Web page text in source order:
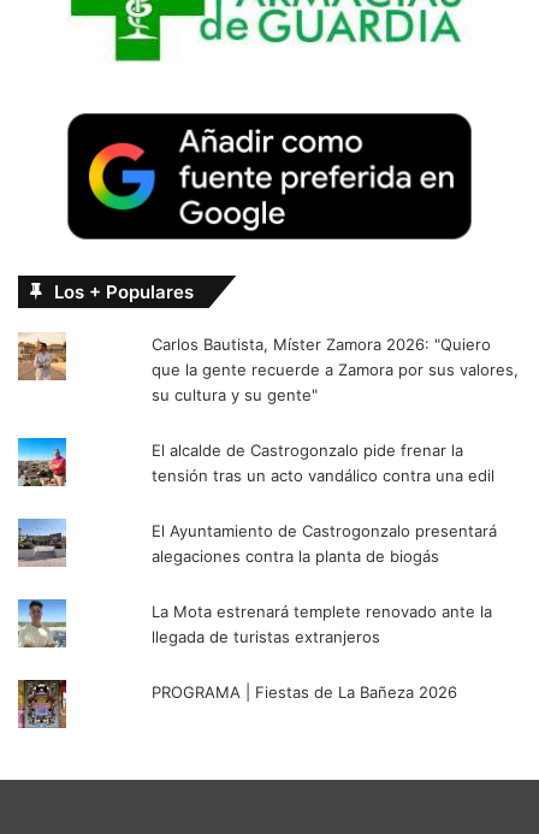
Los + Populares
Carlos Bautista, Míster Zamora 2026: "Quiero
que la gente recuerde a Zamora por sus valores,
su cultura y su gente"
El alcalde de Castrogonzalo pide frenar la
tensión tras un acto vandálico contra una edil
El Ayuntamiento de Castrogonzalo presentará
alegaciones contra la planta de biogás
La Mota estrenará templete renovado ante la
llegada de turistas extranjeros
PROGRAMA | Fiestas de La Bañeza 2026